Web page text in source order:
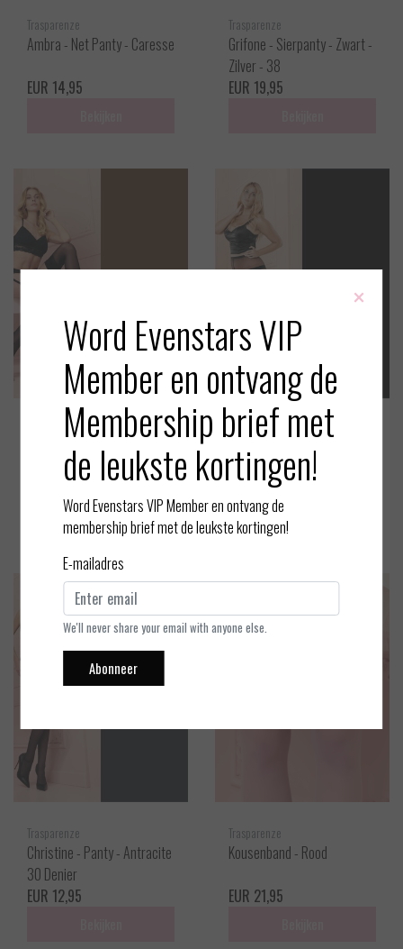
Trasparenze
Ambra - Net Panty - Caresse
EUR 14,95
Trasparenze
Grifone - Sierpanty - Zwart -
Zilver - 38
EUR 19,95
Trasparenze
Sara - Kousen - Sinfonie 20
Bekijken
Trasparenze
Margherita - Curvy Panty Ma
xi XL - Zwart 20 Denier
EUR 13,95
Bekijken
Trasparenze
Christine - Panty - Antracite
30 Denier
EUR 12,95
Trasparenze
Kousenband - Rood
EUR 21,95
×
Word Evenstars VIP
Member en ontvang de
Membership brief met
de leukste kortingen!
Word Evenstars VIP Member en ontvang de
membership brief met de leukste kortingen!
E-mailadres
We'll never share your email with anyone else.
Abonneer